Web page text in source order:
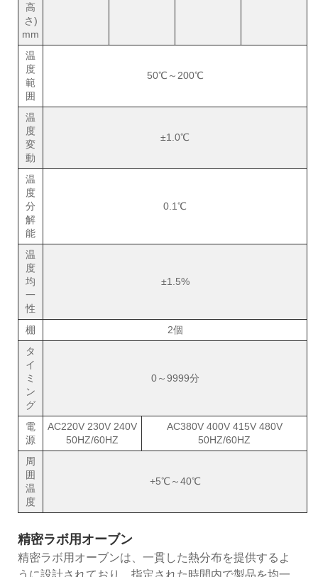
高
さ)
mm
温
度
範
囲
50℃～200℃
温
度
変
動
±1.0℃
温
度
分
解
能
0.1℃
温
度
均
一
性
±1.5%
棚
2個
タ
イ
ミ
ン
グ
0～9999分
電
源
AC220V 230V 240V
50HZ/60HZ
AC380V 400V 415V 480V
50HZ/60HZ
周
囲
温
度
+5℃～40℃
精密ラボ用オーブン
精密ラボ用オーブンは、一貫した熱分布を提供するよ
うに設計されており、指定された時間内で製品を均一